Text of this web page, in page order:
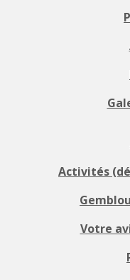
Activités
Votre